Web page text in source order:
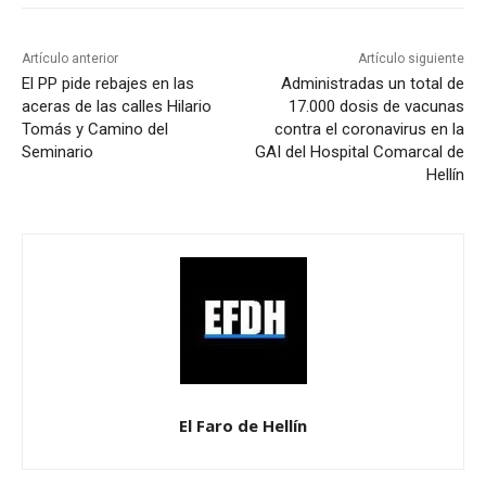
Artículo anterior
El PP pide rebajes en las
aceras de las calles Hilario
Tomás y Camino del
Seminario
Artículo siguiente
Administradas un total de
17.000 dosis de vacunas
contra el coronavirus en la
GAI del Hospital Comarcal de
Hellín
El Faro de Hellín